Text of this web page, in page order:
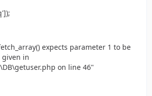
expects parameter 1 to be
given in
on line 46"